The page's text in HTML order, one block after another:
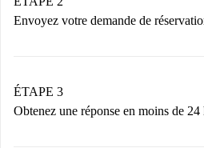
nécessaires.
Envoyez votre demande de
Nous ne vous facturerons rien
n’aura pas accepté.
ÉTAPE 3
Obtenez une réponse en moins de 24